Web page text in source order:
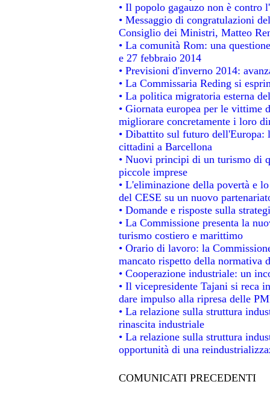
• Il popolo gagauzo non è contro
• Messaggio di congratulazioni
Consiglio dei Ministri, Matteo
• La comunità Rom: una
e 27 febbraio 2014
• Previsioni d'inverno 2014:
• La Commissaria Reding si
• La politica migratoria esterna
• Giornata europea per le vittime
migliorare concretamente i loro
• Dibattito sul futuro dell'Europa:
cittadini a Barcellona
• Nuovi principi di un turismo di
piccole imprese
• L'eliminazione della povertà e
del CESE su un nuovo
• Domande e risposte sulla
• La Commissione presenta la
turismo costiero e marittimo
• Orario di lavoro: la
mancato rispetto della normativa
• Cooperazione industriale: un
• Il vicepresidente Tajani si reca
dare impulso alla ripresa delle
• La relazione sulla struttura
rinascita industriale
• La relazione sulla struttura
opportunità di una
COMUNICATI PRECEDENTI